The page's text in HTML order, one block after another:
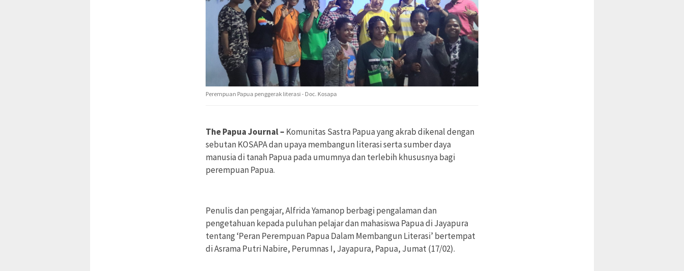
Perempuan Papua penggerak literasi - Doc. Kosapa
The Papua Journal – Komunitas Sastra Papua yang akrab dikenal dengan
sebutan KOSAPA dan upaya membangun literasi serta sumber daya
manusia di tanah Papua pada umumnya dan terlebih khususnya bagi
perempuan Papua.
Penulis dan pengajar, Alfrida Yamanop berbagi pengalaman dan
pengetahuan kepada puluhan pelajar dan mahasiswa Papua di Jayapura
tentang ‘Peran Perempuan Papua Dalam Membangun Literasi’ bertempat
di Asrama Putri Nabire, Perumnas I, Jayapura, Papua, Jumat (17/02).